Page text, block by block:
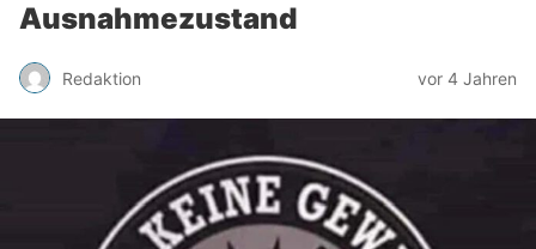
Ausnahmezustand
Redaktion vor 4 Jahren